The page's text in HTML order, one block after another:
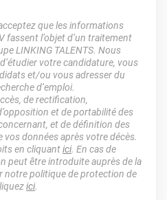
que les informations
fassent l’objet d’un traitement
LINKING TALENTS. Nous
votre candidature, vous
et/ou vous adresser du
d’emploi.
de rectification,
et de portabilité des
et de définition des
données après votre décès.
en cliquantici. En cas de
peut être introduite auprès de la
notre politique de protection de
ici.